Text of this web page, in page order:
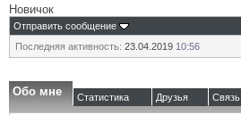
Новичок
Отправить сообщение
Последняя активность: 23.04.2019 10:56
Обо мне Статистика Друзья Связь